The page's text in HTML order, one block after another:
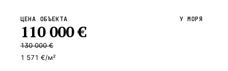
ЦЕНА ОБЪЕКТА
110 000€
130 000 €
1 571 €/м²
У МОРЯ